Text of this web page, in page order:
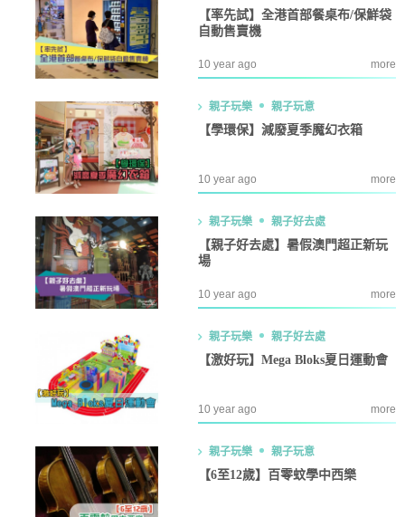
【率先試】全港首部餐桌布/保鮮袋
自動售賣機
10 year ago more
親子玩樂 親子玩意
【學環保】減廢夏季魔幻衣箱
10 year ago more
親子玩樂 親子好去處
【親子好去處】暑假澳門超正新玩
場
10 year ago more
親子玩樂 親子好去處
【激好玩】Mega Bloks夏日運動會
10 year ago more
親子玩樂 親子玩意
【6至12歲】百零蚊學中西樂